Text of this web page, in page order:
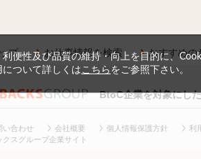
プ お仕事情報を検索 おすすめの
BtoC企業を対象にし
い合わせ 会社概要 個人情報保護方針
利
クスグループ企業サイト
便性及び品質の維持・向上を目的に、
ついて詳しくは こちら をご参照下さい。